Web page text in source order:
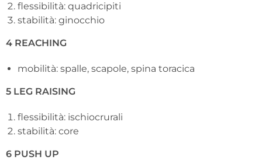
flessibilità: quadricipiti
stabilità: ginocchio
4 REACHING
mobilità: spalle, scapole, spina toracica
5 LEG RAISING
flessibilità: ischiocrurali
stabilità: core
6 PUSH UP